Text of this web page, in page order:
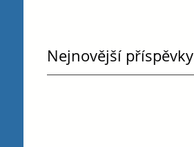
Nejnovější příspěvky